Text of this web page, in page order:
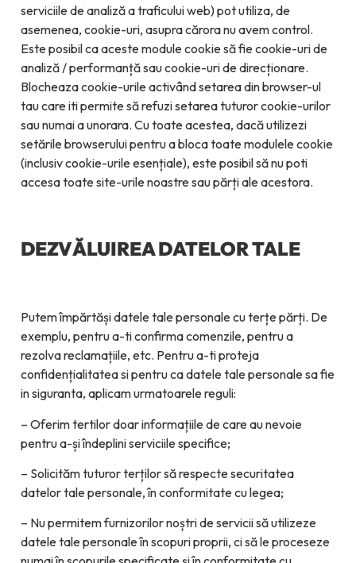
serviciile de analiză a traficului web) pot utiliza, de
asemenea, cookie-uri, asupra cărora nu avem control.
Este posibil ca aceste module cookie să fie cookie-uri de
analiză / performanță sau cookie-uri de direcționare.
Blocheaza cookie-urile activând setarea din browser-ul
tau care iti permite să refuzi setarea tuturor cookie-urilor
sau numai a unorara. Cu toate acestea, dacă utilizezi
setările browserului pentru a bloca toate modulele cookie
(inclusiv cookie-urile esențiale), este posibil să nu poti
accesa toate site-urile noastre sau părți ale acestora.
DEZVĂLUIREA DATELOR TALE
Putem împărtăși datele tale personale cu terțe părți. De
exemplu, pentru a-ti confirma comenzile, pentru a
rezolva reclamațiile, etc. Pentru a-ti proteja
confidențialitatea si pentru ca datele tale personale sa fie
in siguranta, aplicam urmatoarele reguli:
– Oferim tertilor doar informațiile de care au nevoie
pentru a-și îndeplini serviciile specifice;
– Solicităm tuturor terților să respecte securitatea
datelor tale personale, în conformitate cu legea;
– Nu permitem furnizorilor noștri de servicii să utilizeze
datele tale personale în scopuri proprii, ci să le proceseze